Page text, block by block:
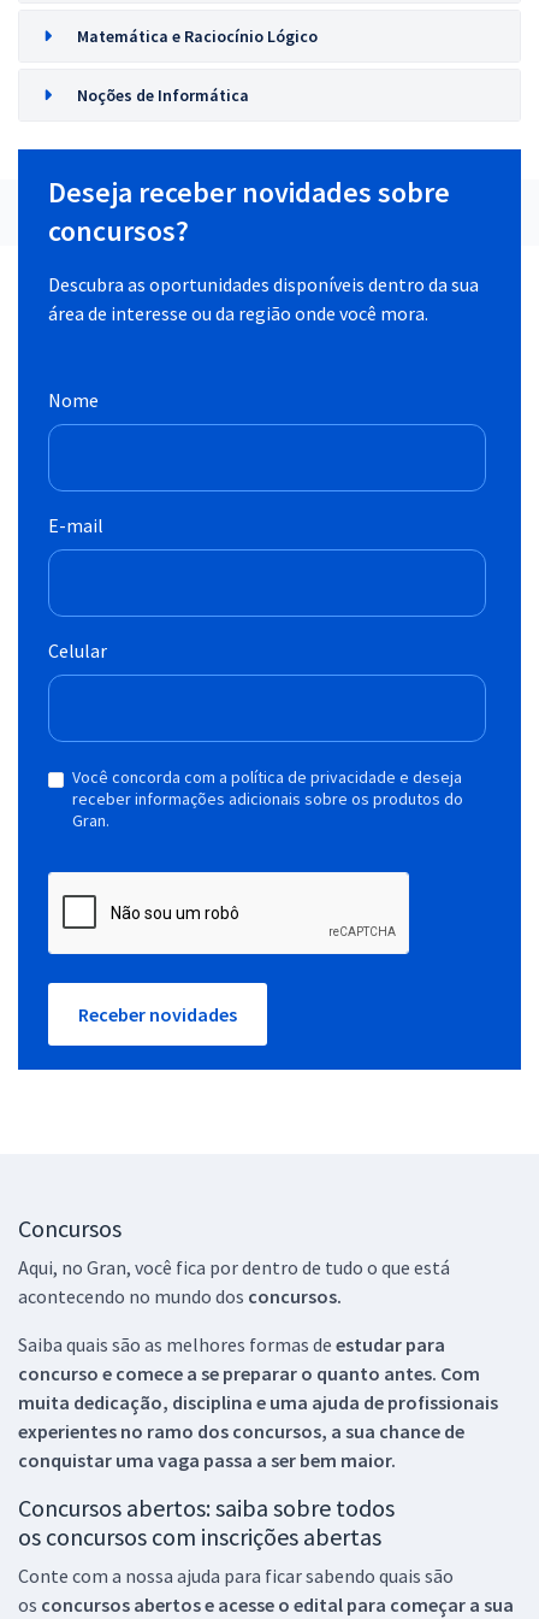
Matemática e Raciocínio Lógico
Noções de Informática
Deseja receber novidades sobre
concursos?
Descubra as oportunidades disponíveis dentro da sua
área de interesse ou da região onde você mora.
Nome
E-mail
Celular
Você concorda com a política de privacidade e deseja
receber informações adicionais sobre os produtos do
Gran.
Receber novidades
Concursos
Aqui, no Gran, você fica por dentro de tudo o que está
acontecendo no mundo dos concursos.
Saiba quais são as melhores formas de estudar para
concurso e comece a se preparar o quanto antes. Com
muita dedicação, disciplina e uma ajuda de profissionais
experientes no ramo dos concursos, a sua chance de
conquistar uma vaga passa a ser bem maior.
Concursos abertos: saiba sobre todos
os concursos com inscrições abertas
Conte com a nossa ajuda para ficar sabendo quais são
os concursos abertos e acesse o edital para começar a sua